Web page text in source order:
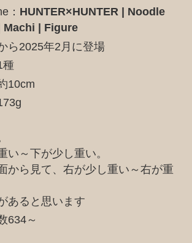
： HUNTER×HUNTER | Noodle
Machi | Figure
ら2025年2月に登場
種
10cm
い～下が少し重い。
から見て、右が少し重い～右が重
あると思います
634～